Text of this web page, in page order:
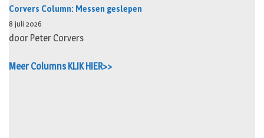
Corvers Column: Messen geslepen
8 juli 2026
door Peter Corvers
Meer Columns KLIK HIER>>